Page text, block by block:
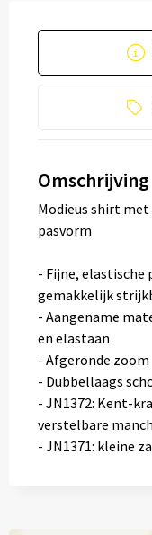
Omschrijving
Modieus shirt
pasvorm
- Fijne,
gemakkelijk
- Aangename
en elastaan
- Afgeronde zoom
- Dubbellaags
- JN1372: Kent-
verstelbare
- JN1371: kleine